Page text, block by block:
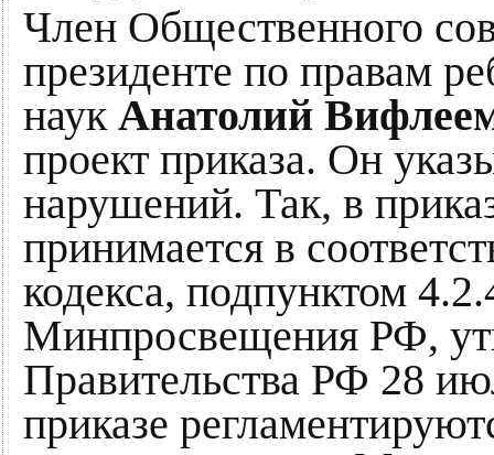
Член Общественного
президенте по правам
наук Анатолий
проект приказа. Он
нарушений. Так, в
принимается в
кодекса, подпунктом
Минпросвещения РФ,
Правительства РФ 28
приказе